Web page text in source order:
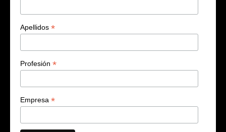
Apellidos *
Profesión *
Empresa *